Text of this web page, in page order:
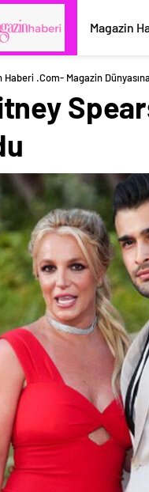
Magazin
Haberi .com- Magazin